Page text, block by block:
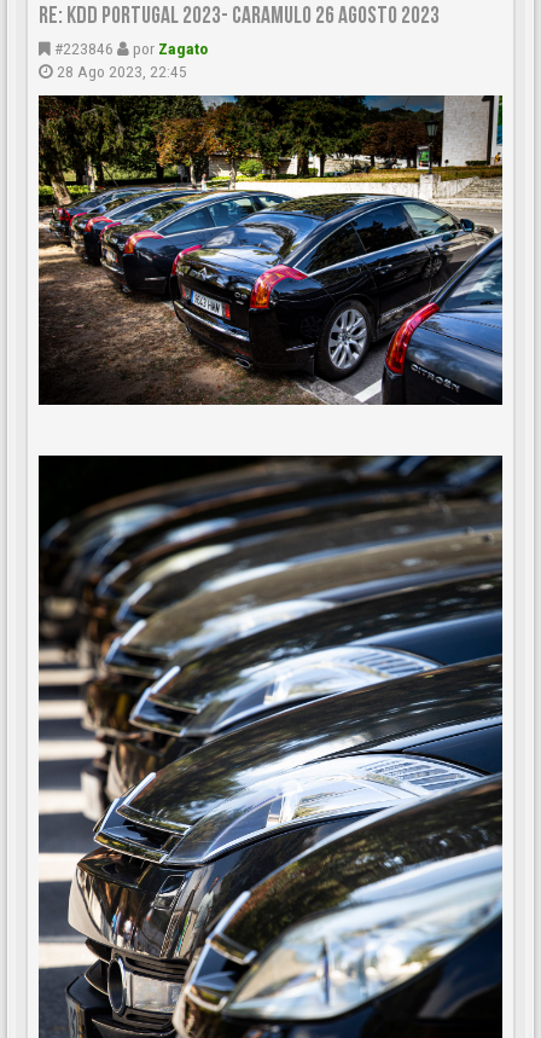
Re: KDD Portugal 2023- Caramulo 26 Agosto 2023
#223846 por Zagato
28 Ago 2023, 22:45